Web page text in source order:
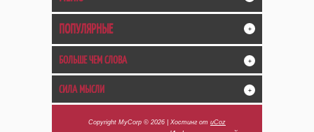
ПОПУЛЯРНЫЕ +
БОЛЬШЕ ЧЕМ СЛОВА +
СИЛА МЫСЛИ +
Copyright MyCorp © 2026 Хостинг от uCoz